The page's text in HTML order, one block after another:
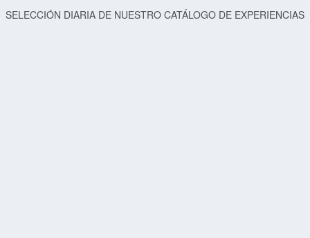
SELECCIÓN DIARIA DE NUESTRO CATÁLOGO DE EXPERIENCIAS